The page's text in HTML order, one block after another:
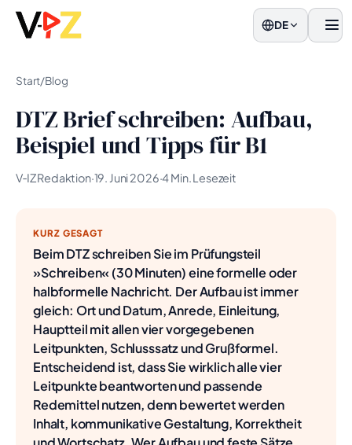
DE
Start/Blog
DTZ Brief schreiben: Aufbau,
Beispiel und Tipps für B1
V‑IZ Redaktion·19. Juni 2026·4 Min. Lesezeit
KURZ GESAGT
Beim DTZ schreiben Sie im Prüfungsteil
»Schreiben« (30 Minuten) eine formelle oder
halbformelle Nachricht. Der Aufbau ist immer
gleich: Ort und Datum, Anrede, Einleitung,
Hauptteil mit allen vier vorgegebenen
Leitpunkten, Schlusssatz und Grußformel.
Entscheidend ist, dass Sie wirklich alle vier
Leitpunkte beantworten und passende
Redemittel nutzen, denn bewertet werden
Inhalt, kommunikative Gestaltung, Korrektheit